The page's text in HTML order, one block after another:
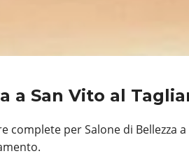
a San Vito al
per Salone di Bellezza a